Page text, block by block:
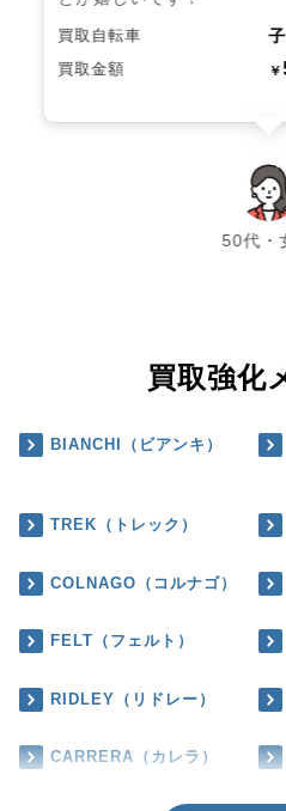
買取自転車
買取金額 ￥
50代・
chevron_left
買取強化
BIANCHI（ビアンキ）
TREK（トレック）
COLNAGO（コルナゴ）
FELT（フェルト）
RIDLEY（リドレー）
CARRERA（カレラ）